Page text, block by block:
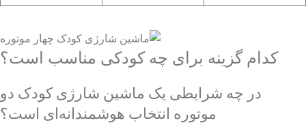
کدام گزینه برای چه کودکی مناسب است؟
در چه شرایطی یک ماشین شارژی کودک دو
موتوره انتخاب هوشمندانه‌ای است؟